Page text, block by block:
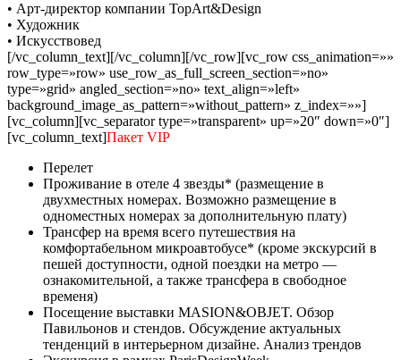
• Арт-директор компании TopArt&Design
• Художник
• Искусствовед
[/vc_column_text][/vc_column][/vc_row][vc_row css_animation=»»
row_type=»row» use_row_as_full_screen_section=»no»
type=»grid» angled_section=»no» text_align=»left»
background_image_as_pattern=»without_pattern» z_index=»»]
[vc_column][vc_separator type=»transparent» up=»20″ down=»0″]
[vc_column_text]Пакет VIP
Перелет
Проживание в отеле 4 звезды* (размещение в
двухместных номерах. Возможно размещение в
одноместных номерах за дополнительную плату)
Трансфер на время всего путешествия на
комфортабельном микроавтобусе* (кроме экскурсий в
пешей доступности, одной поездки на метро —
ознакомительной, а также трансфера в свободное
временя)
Посещение выставки MASION&OBJET. Обзор
Павильонов и стендов. Обсуждение актуальных
тенденций в интерьерном дизайне. Анализ трендов